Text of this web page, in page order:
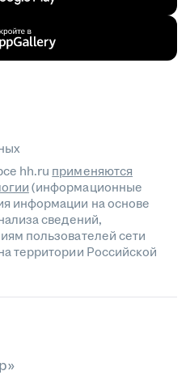
hh.ru применяются
(информационные
информации на основе
сведений,
пользователей сети
территории Российской